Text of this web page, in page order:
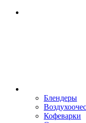
Блендеры
Кофеварки